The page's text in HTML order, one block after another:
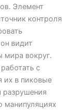
Элемент
контроля
видит
мира вокруг.
с
их в пиковые
манипуляциях